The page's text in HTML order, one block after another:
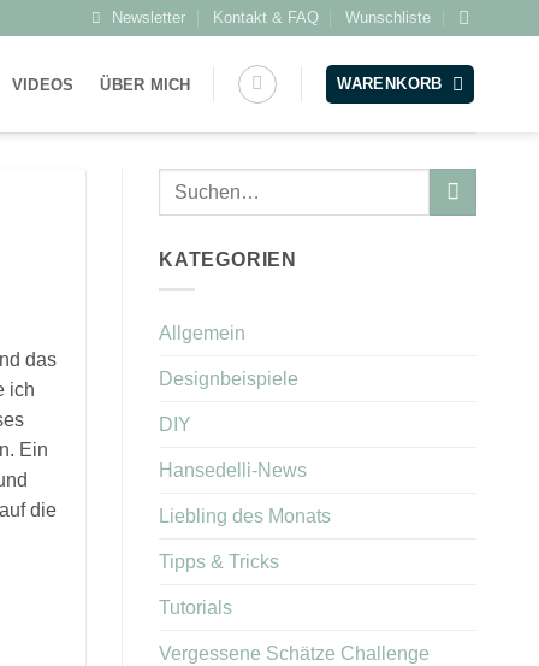
Newsletter Kontakt & FAQ Wunschliste
VIDEOS ÜBER MICH WARENKORB
das
ich
Ein
die
KATEGORIEN
Allgemein
Designbeispiele
DIY
Hansedelli-News
Liebling des Monats
Tipps & Tricks
Tutorials
Vergessene Schätze Challenge